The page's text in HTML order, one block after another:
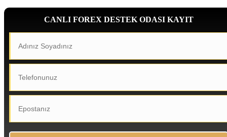
CANLI FOREX DESTEK ODASI KAYIT